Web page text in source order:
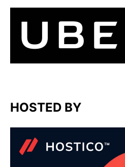
HOSTED BY